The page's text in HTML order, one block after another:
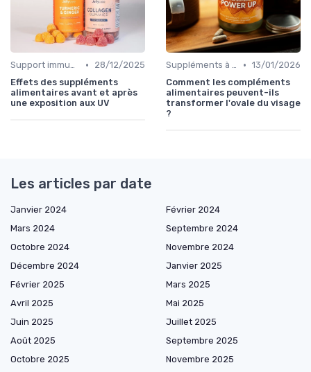
Support immunitaire •
28/12/2025
Effets des suppléments
alimentaires avant et après
une exposition aux UV
Suppléments à base de plantes • 13/01/2026
Comment les compléments
alimentaires peuvent-ils
transformer l'ovale du visage
?
Les articles par date
Janvier 2024
Février 2024
Mars 2024
Septembre 2024
Octobre 2024
Novembre 2024
Décembre 2024
Janvier 2025
Février 2025
Mars 2025
Avril 2025
Mai 2025
Juin 2025
Juillet 2025
Août 2025
Septembre 2025
Octobre 2025
Novembre 2025